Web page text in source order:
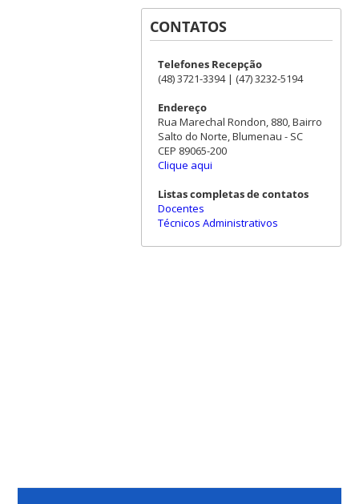
CONTATOS
Telefones Recepção
(48) 3721-3394 | (47) 3232-5194
Endereço
Rua Marechal Rondon, 880, Bairro
Salto do Norte, Blumenau - SC
CEP 89065-200
Clique aqui
Listas completas de contatos
Docentes
Técnicos Administrativos